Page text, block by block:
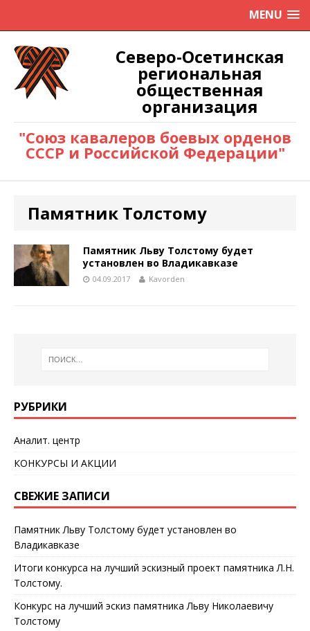
MENU
Северо-Осетинская
региональная
общественная
организация
"Союз кавалеров боевых орденов
СССР и Российской Федерации"
Памятник Толстому
Памятник Льву Толстому будет
установлен во Владикавказе
04.09.2017 Kavorden
РУБРИКИ
Аналит. центр
КОНКУРСЫ И АКЦИИ
СВЕЖИЕ ЗАПИСИ
Памятник Льву Толстому будет установлен во
Владикавказе
Итоги конкурса на лучший эскизный проект памятника Л.Н.
Толстому.
Конкурс на лучший эскиз памятника Льву Николаевичу
Толстому